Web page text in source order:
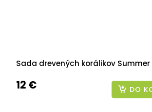
Sada drevených korálikov Summer
12 € DO